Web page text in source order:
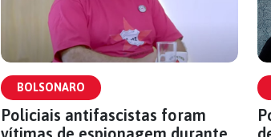
BOLSONARO
Policiais antifascistas foram